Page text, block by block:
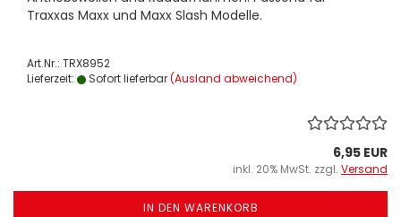
Traxxas Maxx und Maxx Slash Modelle.
Art.Nr.: TRX8952
Lieferzeit:
Sofort lieferbar(Ausland abweichend)
6,95 EUR
inkl. 20% MwSt. zzgl. Versand
IN DEN WARENKORB